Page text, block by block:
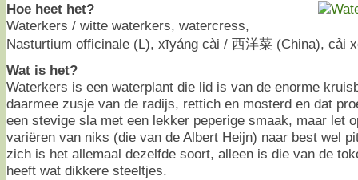
Hoe heet het?
Waterkers / witte waterkers, watercress,
Nasturtium officinale (L), xīyáng cài / 西洋菜 (China), cải
Wat is het?
Waterkers is een waterplant die lid is van de enorme
daarmee zusje van de radijs, rettich en mosterd en dat
een stevige sla met een lekker peperige smaak, maar let
variëren van niks (die van de Albert Heijn) naar best wel
zich is het allemaal dezelfde soort, alleen is die van de
heeft wat dikkere steeltjes.